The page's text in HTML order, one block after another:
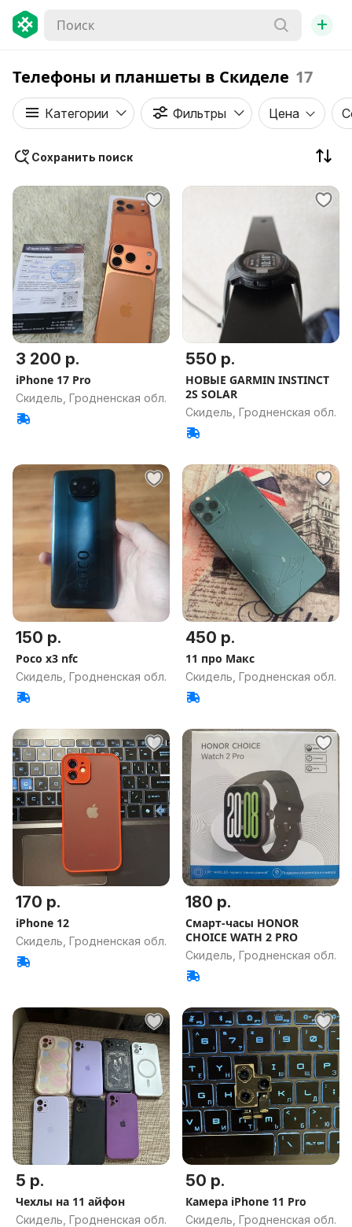
+
Телефоны и планшеты в Скиделе 17
Категории Фильтры Цена
Сохранить поиск
3 200 р.
iPhone 17 Pro
Скидель, Гродненская обл.
550 р.
НОВЫЕ GARMIN INSTINCT
2S SOLAR
Скидель, Гродненская обл.
150 р.
Poco x3 nfc
Скидель, Гродненская обл.
450 р.
11 про Макс
Скидель, Гродненская обл.
170 р.
iPhone 12
Скидель, Гродненская обл.
180 р.
Смарт-часы HONOR
CHOICE WATH 2 PRO
Скидель, Гродненская обл.
5 р.
Чехлы на 11 айфон
Скидель, Гродненская обл.
50 р.
Камера iPhone 11 Pro
Скидель, Гродненская обл.